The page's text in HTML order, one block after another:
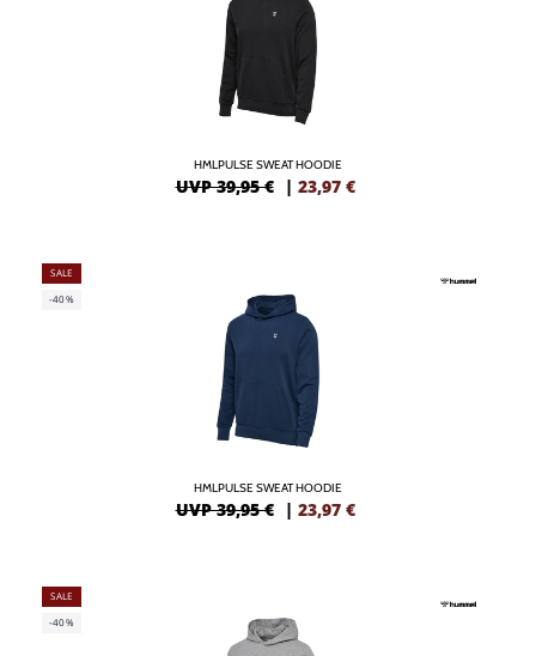
HMLPULSE SWEAT HOODIE
UVP 39,95 € | 23,97 €
SALE
-40%
HMLPULSE SWEAT HOODIE
UVP 39,95 € | 23,97 €
SALE
-40%